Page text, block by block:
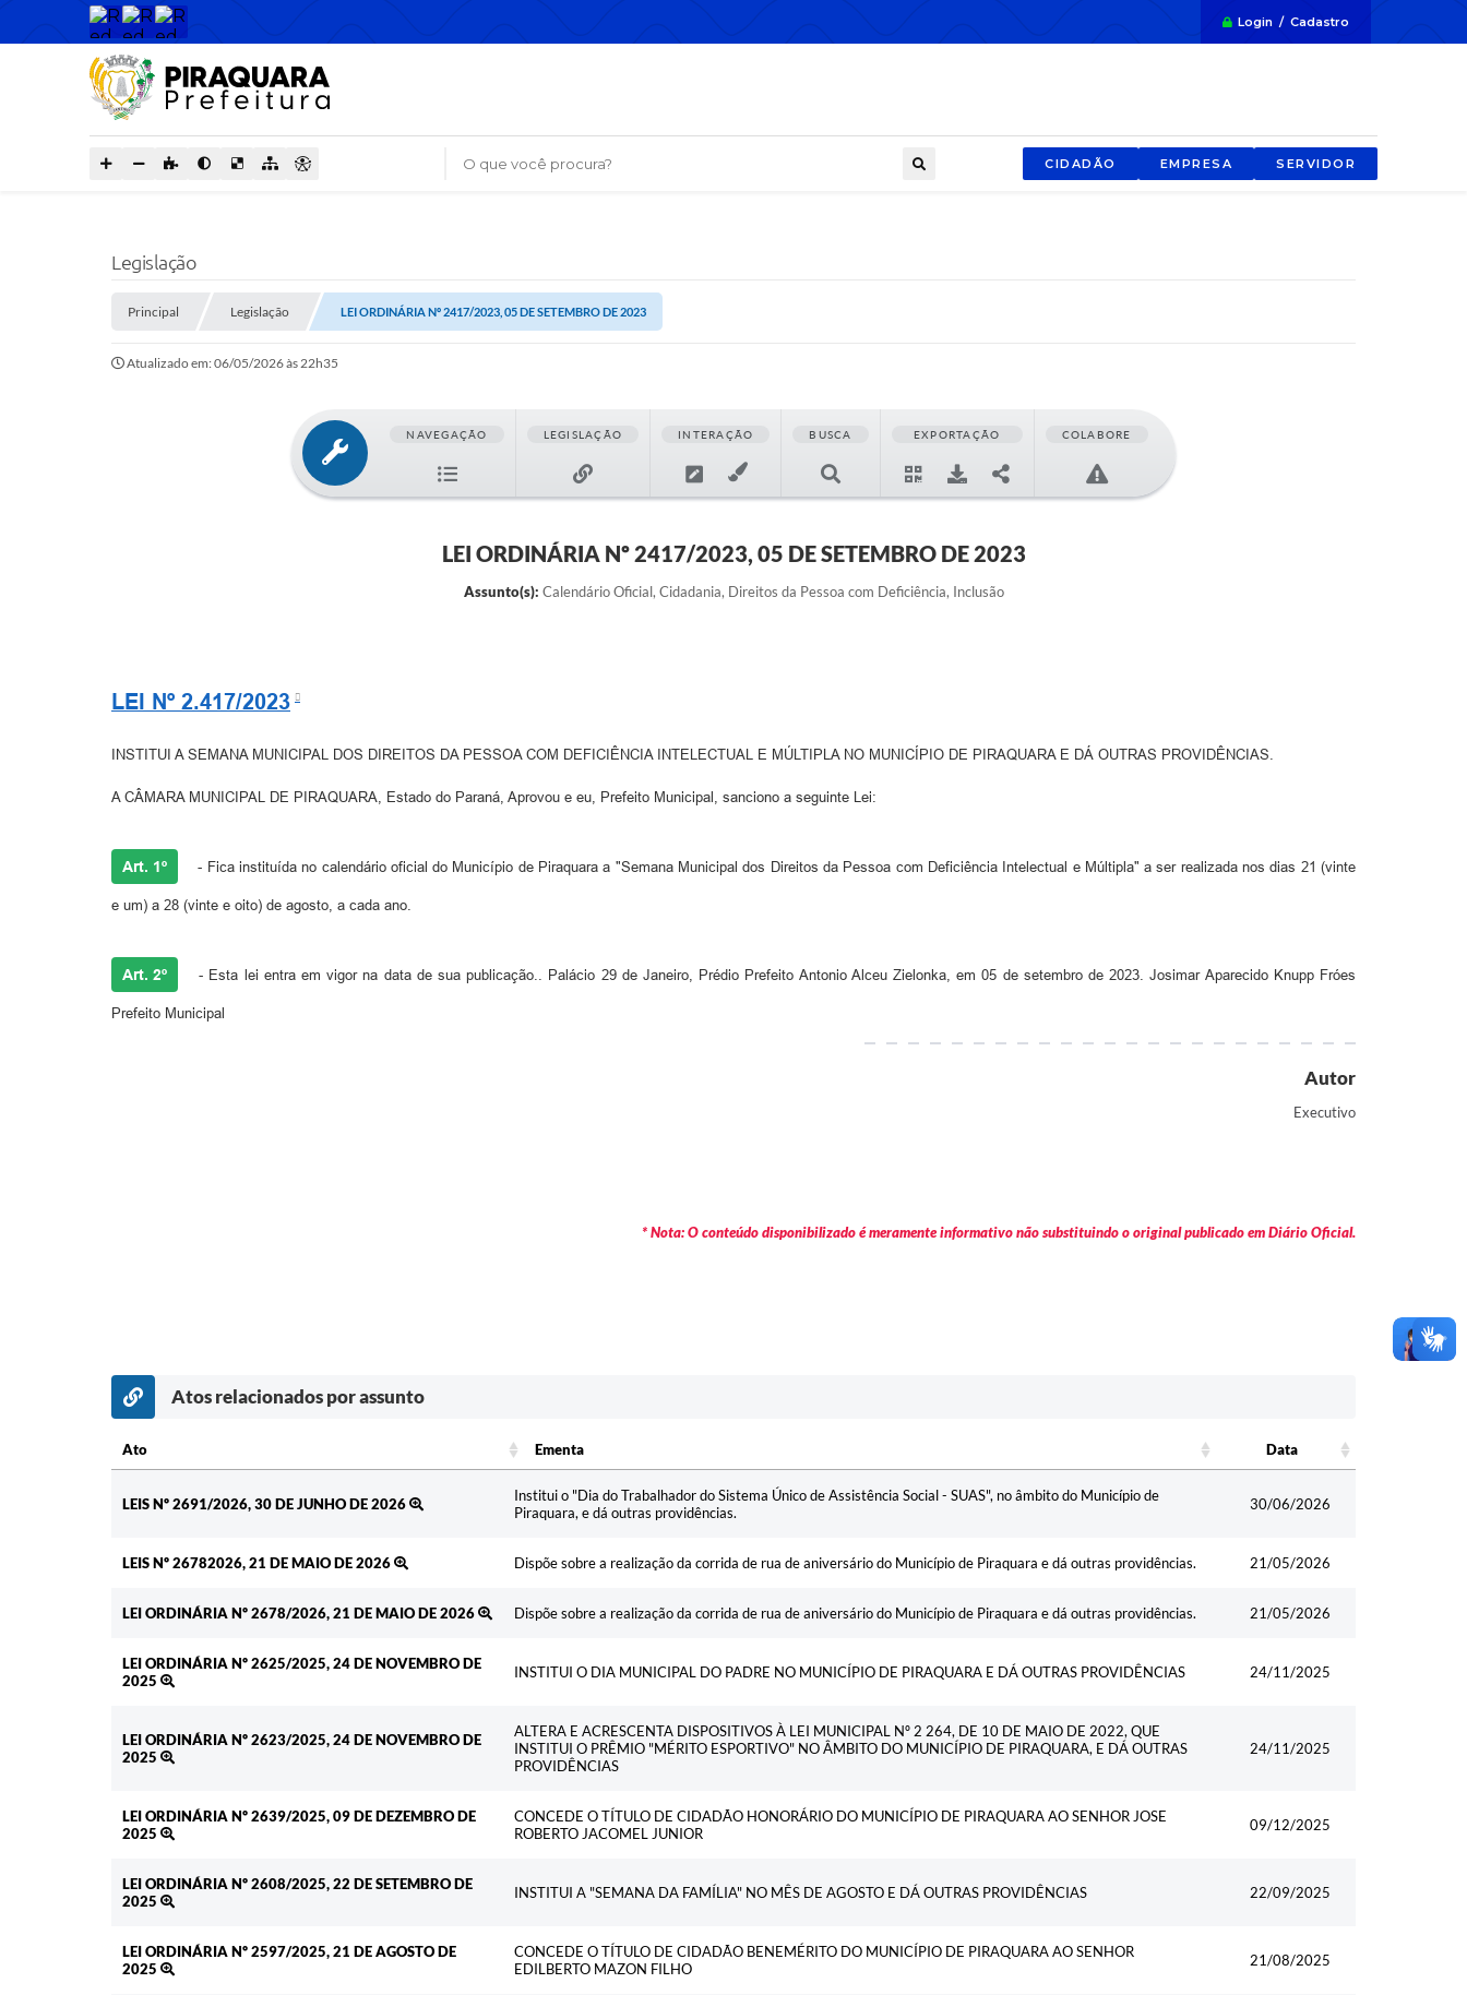
Login / Cadastro
O que você procura? CIDADÃO EMPRESA SERVIDOR
Legislação
Principal Legislação LEI ORDINÁRIA Nº 2417/2023, 05 DE SETEMBRO DE 2023
Atualizado em: 06/05/2026 às 22h35
NAVEGAÇÃO LEGISLAÇÃO INTERAÇÃO BUSCA EXPORTAÇÃO COLABORE
LEI ORDINÁRIA Nº 2417/2023, 05 DE SETEMBRO DE 2023
Assunto(s): Calendário Oficial, Cidadania, Direitos da Pessoa com Deficiência, Inclusão
LEI Nº 2.417/2023
INSTITUI A SEMANA MUNICIPAL DOS DIREITOS DA PESSOA COM DEFICIÊNCIA INTELECTUAL E MÚLTIPLA NO MUNICÍPIO DE PIRAQUARA E DÁ OUTRAS PROVIDÊNCIAS.
A CÂMARA MUNICIPAL DE PIRAQUARA, Estado do Paraná, Aprovou e eu, Prefeito Municipal, sanciono a seguinte Lei:
Art. 1º - Fica instituída no calendário oficial do Município de Piraquara a "Semana Municipal dos Direitos da Pessoa com Deficiência Intelectual e Múltipla" a ser realizada nos dias 21 (vinte
e um) a 28 (vinte e oito) de agosto, a cada ano.
Art. 2º - Esta lei entra em vigor na data de sua publicação.. Palácio 29 de Janeiro, Prédio Prefeito Antonio Alceu Zielonka, em 05 de setembro de 2023. Josimar Aparecido Knupp Fróes
Prefeito Municipal
Autor
Executivo
* Nota: O conteúdo disponibilizado é meramente informativo não substituindo o original publicado em Diário Oficial.
Atos relacionados por assunto
Ato Ementa
Data
LEIS Nº 2691/2026, 30 DE JUNHO DE 2026
Institui o "Dia do Trabalhador do Sistema Único de Assistência Social - SUAS", no âmbito do Município de
Piraquara, e dá outras providências.
30/06/2026
LEIS Nº 26782026, 21 DE MAIO DE 2026 Dispõe sobre a realização da corrida de rua de aniversário do Município de Piraquara e dá outras providências. 21/05/2026
LEI ORDINÁRIA Nº 2678/2026, 21 DE MAIO DE 2026 Dispõe sobre a realização da corrida de rua de aniversário do Município de Piraquara e dá outras providências. 21/05/2026
LEI ORDINÁRIA Nº 2625/2025, 24 DE NOVEMBRO DE
2025
INSTITUI O DIA MUNICIPAL DO PADRE NO MUNICÍPIO DE PIRAQUARA E DÁ OUTRAS PROVIDÊNCIAS 24/11/2025
LEI ORDINÁRIA Nº 2623/2025, 24 DE NOVEMBRO DE
2025
ALTERA E ACRESCENTA DISPOSITIVOS À LEI MUNICIPAL Nº 2 264, DE 10 DE MAIO DE 2022, QUE
INSTITUI O PRÊMIO "MÉRITO ESPORTIVO" NO ÂMBITO DO MUNICÍPIO DE PIRAQUARA, E DÁ OUTRAS
PROVIDÊNCIAS
24/11/2025
LEI ORDINÁRIA Nº 2639/2025, 09 DE DEZEMBRO DE
2025
CONCEDE O TÍTULO DE CIDADÃO HONORÁRIO DO MUNICÍPIO DE PIRAQUARA AO SENHOR JOSE
ROBERTO JACOMEL JUNIOR
09/12/2025
LEI ORDINÁRIA Nº 2608/2025, 22 DE SETEMBRO DE
2025
INSTITUI A "SEMANA DA FAMÍLIA" NO MÊS DE AGOSTO E DÁ OUTRAS PROVIDÊNCIAS 22/09/2025
LEI ORDINÁRIA Nº 2597/2025, 21 DE AGOSTO DE
2025
CONCEDE O TÍTULO DE CIDADÃO BENEMÉRITO DO MUNICÍPIO DE PIRAQUARA AO SENHOR
EDILBERTO MAZON FILHO
21/08/2025